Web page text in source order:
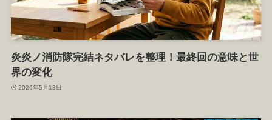
炎炎ノ消防隊完結ネタバレを整理！最終回の意味と世
界の変化
2026年5月13日